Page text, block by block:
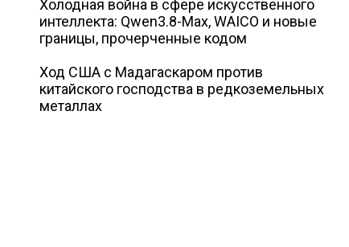
Холодная война в сфере искусственного
интеллекта: Qwen3.8-Max, WAICO и новые
границы, прочерченные кодом
Ход США с Мадагаскаром против
китайского господства в редкоземельных
металлах